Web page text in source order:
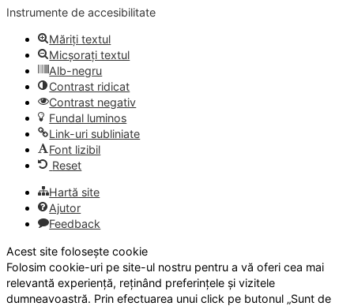
Instrumente de accesibilitate
Măriți textul
Micșorați textul
Alb-negru
Contrast ridicat
Contrast negativ
Fundal luminos
Link-uri subliniate
Font lizibil
Reset
Hartă site
Ajutor
Feedback
Acest site folosește cookie
Folosim cookie-uri pe site-ul nostru pentru a vă oferi cea mai
relevantă experiență, reținând preferințele și vizitele
dumneavoastră. Prin efectuarea unui click pe butonul „Sunt de